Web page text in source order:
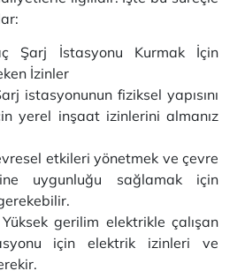
Şarj İstasyonu Kurmak İçin
İzinler
istasyonunun fiziksel yapısını
yerel inşaat izinlerini almanız
etkileri yönetmek ve çevre
uygunluğu sağlamak için
Yüksek gerilim elektrikle çalışan
için elektrik izinleri ve